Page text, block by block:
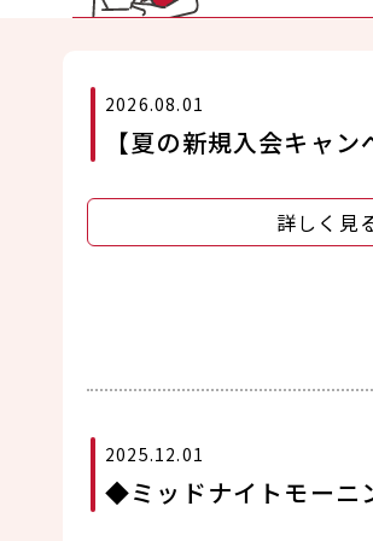
2026.08.01
【夏の新規入会キャン
詳しく見
2025.12.01
◆ミッドナイトモー